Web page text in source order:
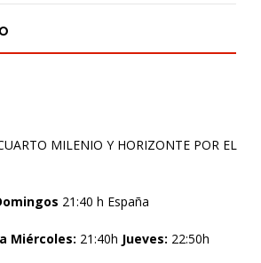
MILENIO Y HORIZONTE POR EL
21:40 h España
Miércoles: 21:40h Jueves: 22:50h